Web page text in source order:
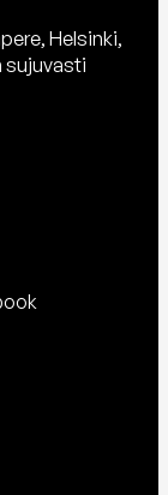
Helsinki,
sujuvasti